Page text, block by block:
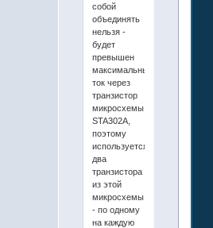
собой
объединять
нельзя -
будет
превышен
максимальный
ток через
транзистор
микросхемы
STA302A,
поэтому
используется
два
транзистора
из этой
микросхемы
- по одному
на каждую